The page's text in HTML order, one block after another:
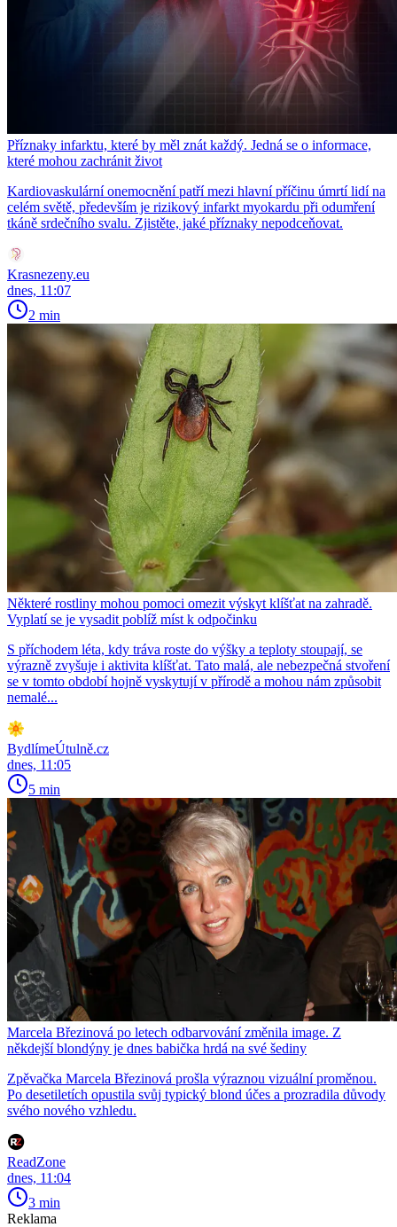
Příznaky infarktu, které by měl znát každý. Jedná se o informace,
které mohou zachránit život
Kardiovaskulární onemocnění patří mezi hlavní příčinu úmrtí lidí na
celém světě, především je rizikový infarkt myokardu při odumření
tkáně srdečního svalu. Zjistěte, jaké příznaky nepodceňovat.
Krasnezeny.eu
dnes, 11:07
2 min
Některé rostliny mohou pomoci omezit výskyt klíšťat na zahradě.
Vyplatí se je vysadit poblíž míst k odpočinku
S příchodem léta, kdy tráva roste do výšky a teploty stoupají, se
výrazně zvyšuje i aktivita klíšťat. Tato malá, ale nebezpečná stvoření
se v tomto období hojně vyskytují v přírodě a mohou nám způsobit
nemalé...
BydlímeÚtulně.cz
dnes, 11:05
5 min
Marcela Březinová po letech odbarvování změnila image. Z
někdejší blondýny je dnes babička hrdá na své šediny
Zpěvačka Marcela Březinová prošla výraznou vizuální proměnou.
Po desetiletích opustila svůj typický blond účes a prozradila důvody
svého nového vzhledu.
ReadZone
dnes, 11:04
3 min
Reklama